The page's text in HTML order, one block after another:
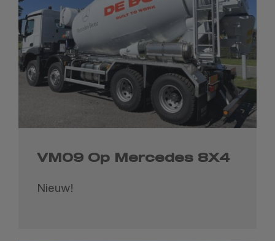
VM09 Op Mercedes 8X4
Nieuw!